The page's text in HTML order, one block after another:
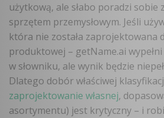
użytkową, ale słabo poradzi sobie
sprzętem przemysłowym. Jeśli
która nie została zaprojektowana
produktowej – getName.ai
w słowniku, ale wynik będzie
Dlatego dobór właściwej
zaprojektowanie własnej,
asortymentu) jest krytyczny – i